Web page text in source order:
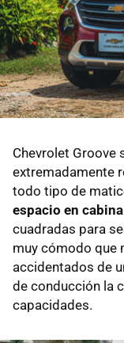
Chevrolet Groove
extremadamente
todo tipo de
espacio en cabina
cuadradas para
muy cómodo que
accidentados de
de conducción la
capacidades.